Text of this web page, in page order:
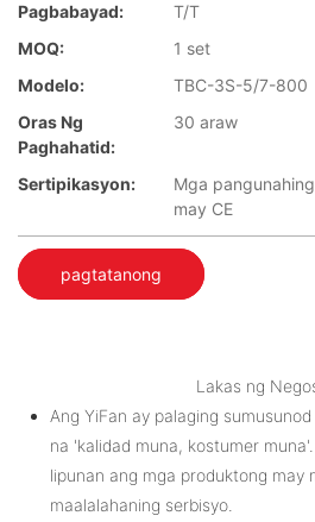
Pagbabayad:
T/T
MOQ:
1 set
Modelo:
TBC-3S-5/7-800
Oras Ng
Paghahatid:
30 araw
Sertipikasyon:
Mga
may CE
pagtatanong
Lakas ng
Ang YiFan ay palaging
na 'kalidad muna, kostumer
lipunan ang mga produktong may
maalalahaning serbisyo.